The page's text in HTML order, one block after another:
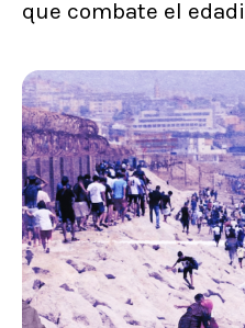
que combate el